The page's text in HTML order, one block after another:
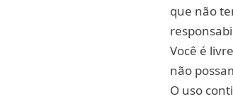
que não
Você é
não
O uso